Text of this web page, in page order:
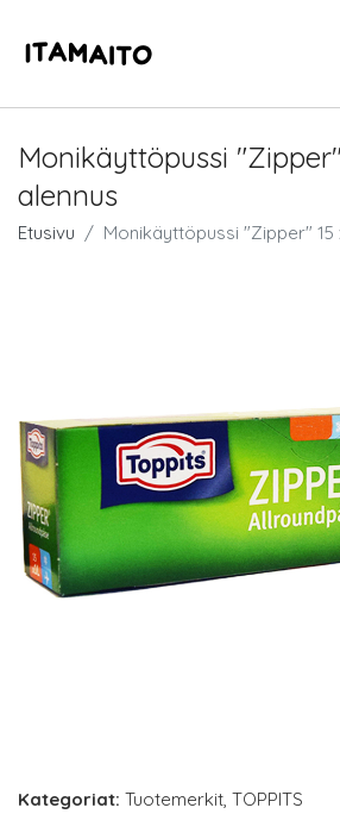
Monikäyttöpussi "Zipper"
alennus
Etusivu Monikäyttöpussi "Zipper" 15
Kategoriat: Tuotemerkit, TOPPITS